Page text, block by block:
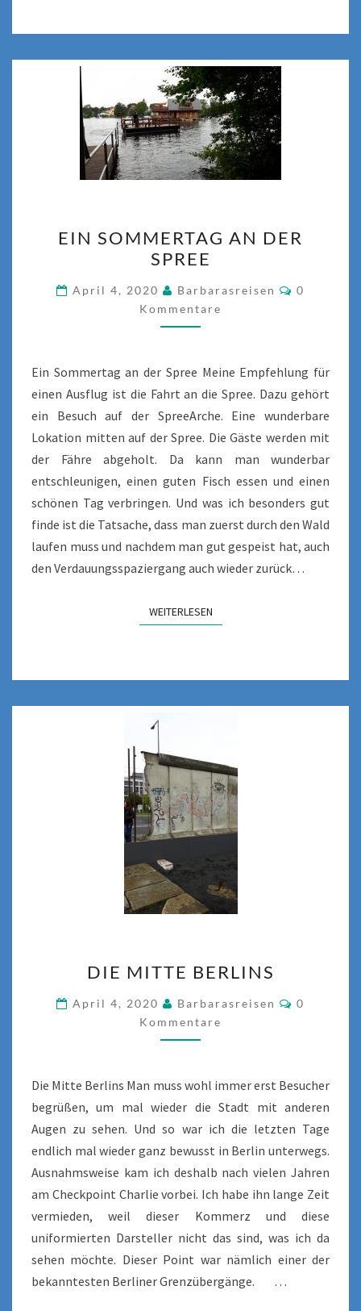
SOMMERTAG
AN
DER
SPREE
EIN SOMMERTAG AN DER
SPREE
April 4, 2020 Barbarasreisen
0
Kommentare
Ein Sommertag an der Spree Meine Empfehlung für
einen Ausflug ist die Fahrt an die Spree. Dazu gehört
ein Besuch auf der SpreeArche. Eine wunderbare
Lokation mitten auf der Spree. Die Gäste werden mit
der Fähre abgeholt. Da kann man wunderbar
entschleunigen, einen guten Fisch essen und einen
schönen Tag verbringen. Und was ich besonders gut
finde ist die Tatsache, dass man zuerst durch den Wald
laufen muss und nachdem man gut gespeist hat, auch
den Verdauungsspaziergang auch wieder zurück…
WEITERLESENWEITERLESEN
MITTE
BERLINS
DIE MITTE BERLINS
April 4, 2020 Barbarasreisen
0
Kommentare
Die Mitte Berlins Man muss wohl immer erst Besucher
begrüßen, um mal wieder die Stadt mit anderen
Augen zu sehen. Und so war ich die letzten Tage
endlich mal wieder ganz bewusst in Berlin unterwegs.
Ausnahmsweise kam ich deshalb nach vielen Jahren
am Checkpoint Charlie vorbei. Ich habe ihn lange Zeit
vermieden, weil dieser Kommerz und diese
uniformierten Darsteller nicht das sind, was ich da
sehen möchte. Dieser Point war nämlich einer der
bekanntesten Berliner Grenzübergänge. …